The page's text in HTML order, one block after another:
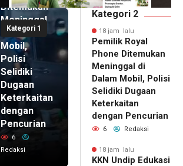
Kategori 1
Ditemukan
Meninggal
di Dalam
Mobil,
Polisi
Selidiki
Dugaan
Keterkaitan
dengan
Pencurian
6
Redaksi
Kategori 2
18 jam lalu
Pemilik Royal
Phone Ditemukan
Meninggal di
Dalam Mobil, Polisi
Selidiki Dugaan
Keterkaitan
dengan Pencurian
6 Redaksi
18 jam lalu
KKN Undip Edukasi